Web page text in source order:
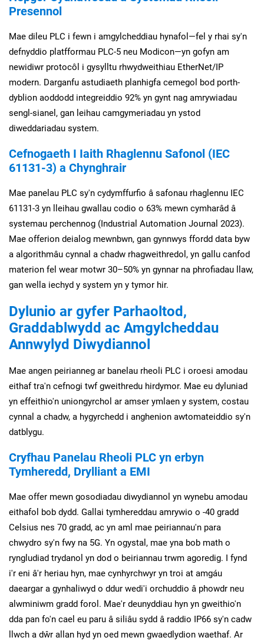
Presennol
Mae dileu PLC i fewn i amgylcheddiau hynafol—fel y rhai sy'n
defnyddio platfformau PLC-5 neu Modicon—yn gofyn am
newidiwr protocôl i gysylltu rhwydweithiau EtherNet/IP
modern. Darganfu astudiaeth planhigfa cemegol bod porth-
dyblion aoddodd integreiddio 92% yn gynt nag amrywiadau
sengl-sianel, gan leihau camgymeriadau yn ystod
diweddariadau system.
Cefnogaeth I Iaith Rhaglennu Safonol (IEC
61131-3) a Chynghrair
Mae panelau PLC sy'n cydymffurfio â safonau rhaglennu IEC
61131-3 yn lleihau gwallau codio o 63% mewn cymharâd â
systemau perchennog (Industrial Automation Journal 2023).
Mae offerion deialog mewnbwn, gan gynnwys ffordd data byw
a algorithmâu cynnal a chadw rhagweithredol, yn gallu canfod
materion fel wear motwr 30–50% yn gynnar na phrofiadau llaw,
gan wella iechyd y system yn y tymor hir.
Dylunio ar gyfer Parhaoltod,
Graddablwydd ac Amgylcheddau
Annwylyd Diwydiannol
Mae angen peirianneg ar banelau rheoli PLC i oroesi amodau
eithaf tra'n cefnogi twf gweithredu hirdymor. Mae eu dyluniad
yn effeithio'n uniongyrchol ar amser ymlaen y system, costau
cynnal a chadw, a hygyrchedd i anghenion awtomateiddio sy'n
datblygu.
Cryfhau Panelau Rheoli PLC yn erbyn
Tymheredd, Drylliant a EMI
Mae offer mewn gosodiadau diwydiannol yn wynebu amodau
eithafol bob dydd. Gallai tymhereddau amrywio o -40 gradd
Celsius nes 70 gradd, ac yn aml mae peiriannau'n para
chwydro sy'n fwy na 5G. Yn ogystal, mae yna bob math o
ryngludiad trydanol yn dod o beiriannau trwm agoredig. I fynd
i'r eni â'r heriau hyn, mae cynhyrchwyr yn troi at amgáu
daeargar a gynhaliwyd o ddur wedi'i orchuddio â phowdr neu
alwminiwm gradd forol. Mae'r deunyddiau hyn yn gweithio'n
dda pan fo'n cael eu paru â siliâu sydd â raddio IP66 sy'n cadw
llwch a dŵr allan hyd yn oed mewn gwaedlydion waethaf. Ar